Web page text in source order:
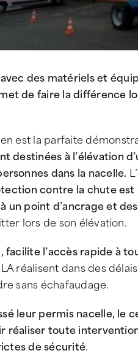
avec des matériels et
de faire la différence
est la parfaite
destinées à l’élévation
dans la nacelle.
contre la chute est
un point d’ancrage et
lors de son élévation.
l’accès rapide à
réalisent dans des
sans échafaudage.
leur permis nacelle, le
réaliser toute
de sécurité.